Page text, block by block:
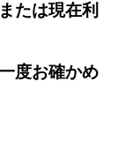
たは現在利
度お確かめ